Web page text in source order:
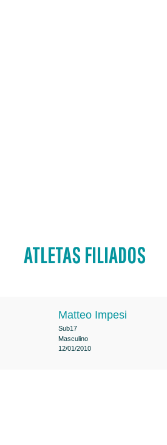
ATLETAS FILIADOS
Matteo Impesi
Sub17
Masculino
12/01/2010